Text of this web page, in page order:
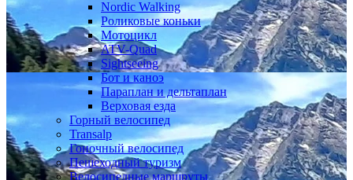
Nordic Walking
Роликовые коньки
Мотоцикл
ATV-Quad
Sightseeing
Бот и каноэ
Параплан и дельтаплан
Верховая езда
Горный велосипед
Transalp
Гоночный велосипед
Пешеходный туризм
Велосипедные маршруты